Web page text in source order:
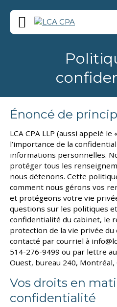
Énoncé de
LCA CPA LLP (aussi appelé
l’importance de la
informations personnelles.
protéger tous les
nous détenons. Cette
comment nous gérons vos
et protégeons votre vie
questions sur les politiques
confidentialité du cabinet, le
protection de la vie privée
contacté par courriel à
514-276-9499 ou par lettre
Ouest, bureau 240, Montréal,
Vos droits en
confidentialité